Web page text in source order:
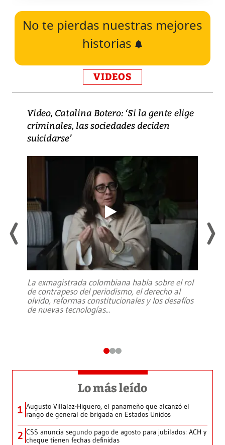
No te pierdas nuestras mejores
historias
VIDEOS
Video, Catalina Botero: ‘Si la gente elige
criminales, las sociedades deciden
suicidarse’
La exmagistrada colombiana habla sobre el rol
de contrapeso del periodismo, el derecho al
olvido, reformas constitucionales y los desafíos
de nuevas tecnologías...
Lo más leído
1 Augusto Villalaz-Higuero, el panameño que alcanzó el
rango de general de brigada en Estados Unidos
2 CSS anuncia segundo pago de agosto para jubilados: ACH y
cheque tienen fechas definidas